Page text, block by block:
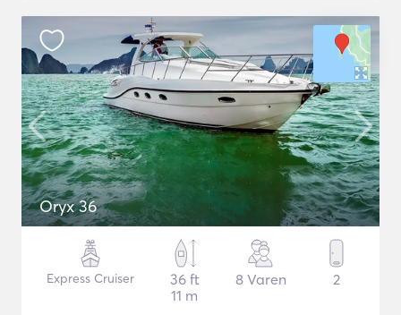
Oryx 36
Express Cruiser
36 ft
11 m
8 Varen 2